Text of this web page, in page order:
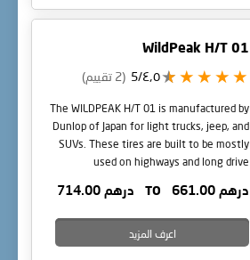
WildPeak H/T 01
٤٫٥/5 (2 تقييم)
The WILDPEAK H/T 01 is manufactured by
Dunlop of Japan for light trucks, jeep, and
SUVs. These tires are built to be mostly
used on highways and long drive
circumferential grooves that help to
reduce the risk of aquaplaning by
dispersing water from the tire in wet
conditions.
درهم 661.00 TO درهم 714.00
اعرف المزيد